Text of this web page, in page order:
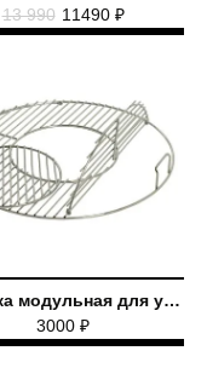
13 990 11490 ₽
Решетка модульная для угольного гриля Premium 56 LUX
3000 ₽